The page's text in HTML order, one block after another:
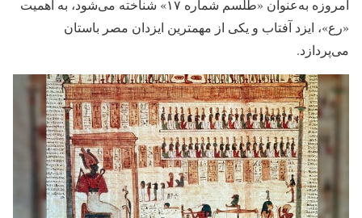
امروزه به‌عنوان «طلسم شماره ۱۷»‌ شناخته می‌شود، به اهمیت
«رع»، ایزد آفتاب و یکی از مهمترین ایزدان مصر باستان
می‌پردازد.